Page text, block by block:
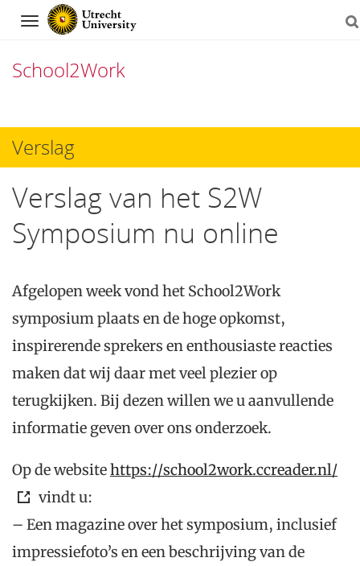
Navigation
School2Work
to
content
Verslag
Verslag van het S2W
Symposium nu online
Afgelopen week vond het School2Work
symposium plaats en de hoge opkomst,
inspirerende sprekers en enthousiaste reacties
maken dat wij daar met veel plezier op
terugkijken. Bij dezen willen we u aanvullende
informatie geven over ons onderzoek.
Op de websitehttps://school2work.ccreader.nl/
vindt u:
– Een magazine over het symposium, inclusief
impressiefoto’s en een beschrijving van de